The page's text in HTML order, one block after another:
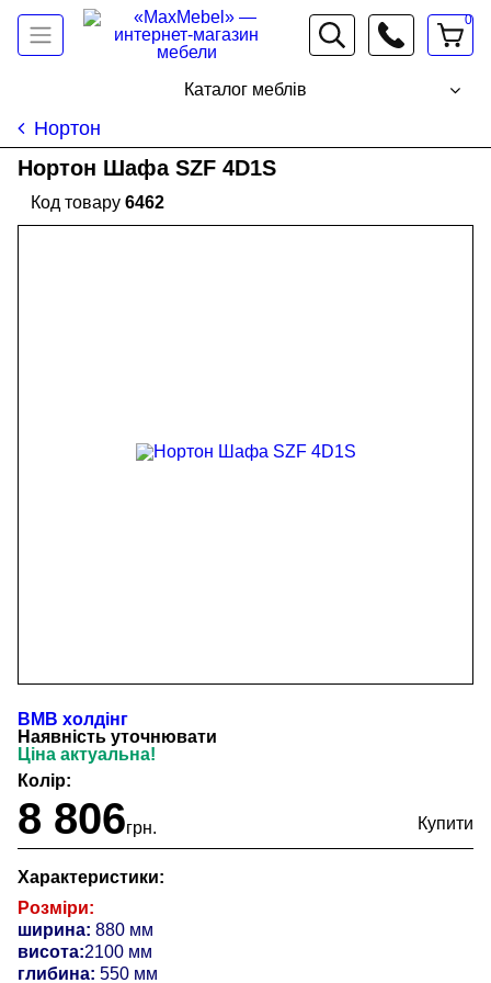
0
Каталог меблів
Нортон
Нортон Шафа SZF 4D1S
6462
ВМВ холдінг
Наявність уточнювати
Ціна актуальна!
Колір:
8 806грн.
Характеристики:
Розміри:
ширина: 880 мм
висота:2100 мм
глибина: 550 мм